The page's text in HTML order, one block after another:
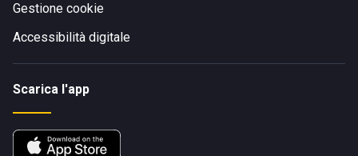
Gestione cookie
Accessibilità digitale
Scarica l'app